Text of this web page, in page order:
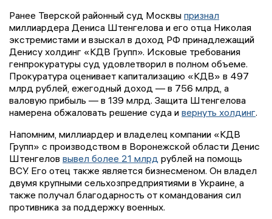
Ранее Тверской районный суд Москвы признал
миллиардера Дениса Штенгелова и его отца Николая
экстремистами и взыскал в доход РФ принадлежащий
Денису холдинг «КДВ Групп». Исковые требования
генпрокуратуры суд удовлетворил в полном объеме.
Прокуратура оценивает капитализацию «КДВ» в 497
млрд рублей, ежегодный доход — в 756 млрд, а
валовую прибыль — в 139 млрд. Защита Штенгелова
намерена обжаловать решение суда и вернуть холдинг.
Напомним, миллиардер и владелец компании «КДВ
Групп» с производством в Воронежской области Денис
Штенгелов вывел более 21 млрд рублей на помощь
ВСУ. Его отец также является бизнесменом. Он владел
двумя крупными сельхозпредприятиями в Украине, а
также получал благодарность от командования сил
противника за поддержку военных.